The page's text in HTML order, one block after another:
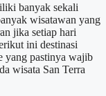
banyak sekali
wisatawan yang
jika setiap hari
ini destinasi
yang pastinya wajib
wisata San Terra